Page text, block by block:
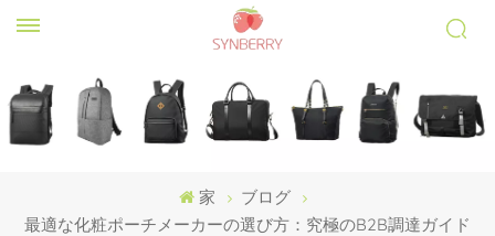
家
ブログ
最適な化粧ポーチメーカーの選び方：究極のB2B調達ガイド